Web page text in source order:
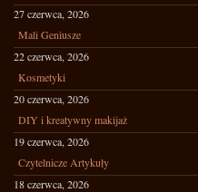
27 czerwca, 2026
Mali Geniusze
22 czerwca, 2026
Kosmetyki
20 czerwca, 2026
DIY i kreatywny makijaż
19 czerwca, 2026
Czytelnicze Artykuły
18 czerwca, 2026